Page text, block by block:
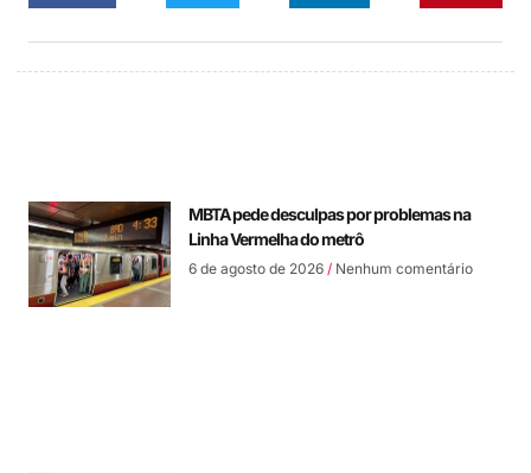
MBTA pede desculpas por problemas na
Linha Vermelha do metrô
6 de agosto de 2026 Nenhum comentário